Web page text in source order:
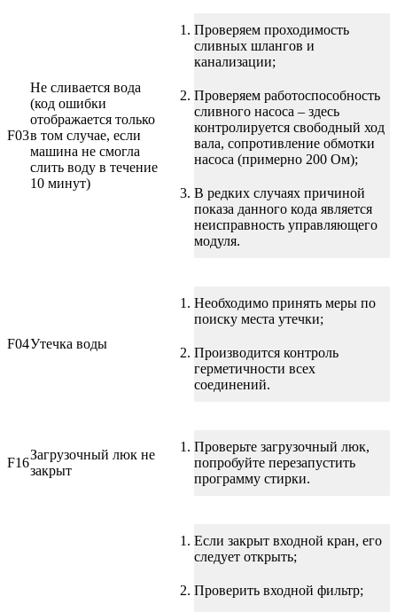
F03
Не сливается вода
(код ошибки
отображается только
в том случае, если
машина не смогла
слить воду в течение
10 минут)
Проверяем проходимость
сливных шлангов и
канализации;
Проверяем работоспособность
сливного насоса – здесь
контролируется свободный ход
вала, сопротивление обмотки
насоса (примерно 200 Ом);
В редких случаях причиной
показа данного кода является
неисправность управляющего
модуля.
F04Утечка воды
Необходимо принять меры по
поиску места утечки;
Производится контроль
герметичности всех
соединений.
F16
Загрузочный люк не
закрыт
Проверьте загрузочный люк,
попробуйте перезапустить
программу стирки.
Если закрыт входной кран, его
следует открыть;
Проверить входной фильтр;